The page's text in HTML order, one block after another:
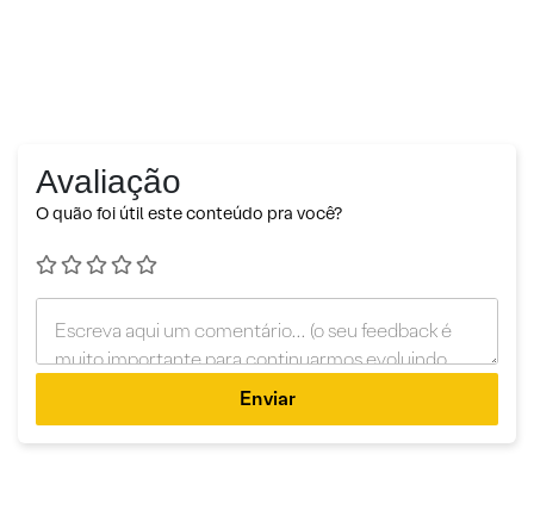
Avaliação
O quão foi útil este conteúdo pra você?
Enviar